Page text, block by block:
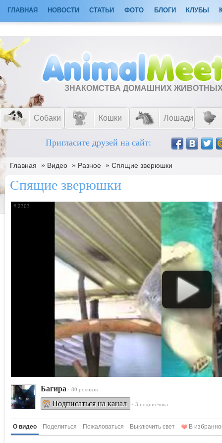
ГЛАВНАЯ НОВОСТИ СТАТЬИ ФОТО БЛОГИ КЛУБЫ
ЗНАКОМСТВА ДОМАШНИХ
Собаки Кошки Лошади
Пригласите друзей на сайт:
Главная » Видео » Разное » Спящие зверюшки
Спящие зверюшки
# 2303
Багира · 80 роликов
Подписаться на канал · 3 подписчика
О видео Поделиться Пожаловаться Выключить свет В